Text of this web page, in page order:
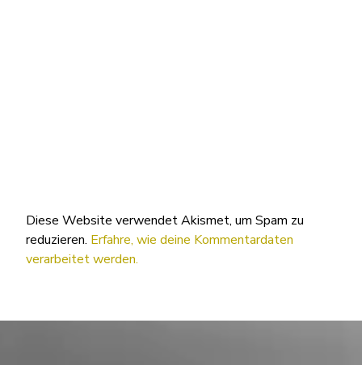
Diese Website verwendet Akismet, um Spam zu
reduzieren. Erfahre, wie deine Kommentardaten
verarbeitet werden.